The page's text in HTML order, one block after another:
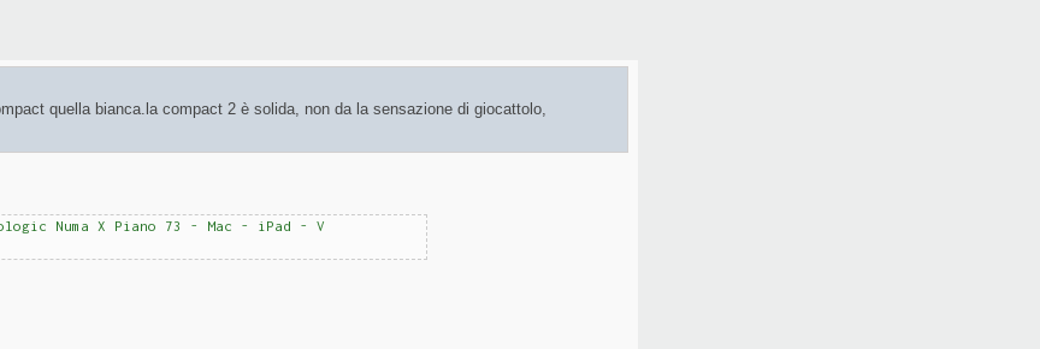
quella bianca.la compact 2 è solida, non da la sensazione di giocattolo,
Numa X Piano 73 - Mac - iPad - V